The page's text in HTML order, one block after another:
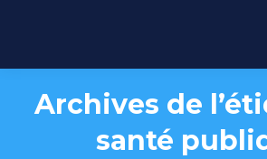
Archives de
santé